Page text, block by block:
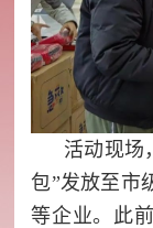
活动现场
包”发放至市
等企业。此